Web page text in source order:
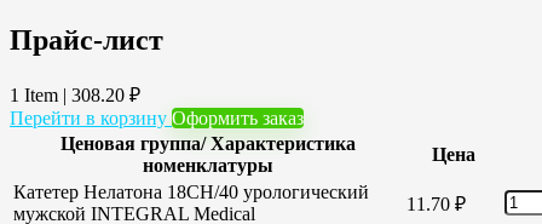
Прайс-лист
1 Item | 308.20 ₽
Перейти в корзину Оформить заказ
Ценовая группа/ Характеристика
номенклатуры
Цена
Катетер Нелатона 18CH/40 урологический
мужской INTEGRAL Medical
11.70 ₽